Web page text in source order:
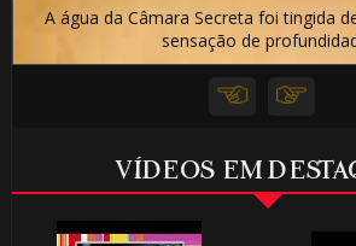
A água da Câmara Secreta foi tingida
sensação de
VÍDEOS EM
🎂
🎈